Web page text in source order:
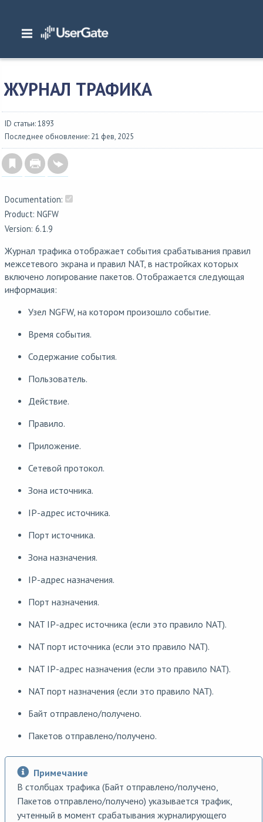
Главная/ Документация/NGFW
Журналы и отчеты
ЖУРНАЛ ТРАФИКА
ID статьи: 1893
Последнее обновление: 21 фев, 2025
Documentation:
Product: NGFW
Version: 6.1.9
Журнал трафика отображает события срабатывания правил
межсетевого экрана и правил NAT, в настройках которых
включено логирование пакетов. Отображается следующая
информация:
Узел NGFW, на котором произошло событие.
Время события.
Содержание события.
Пользователь.
Действие.
Правило.
Приложение.
Сетевой протокол.
Зона источника.
IP-адрес источника.
Порт источника.
Зона назначения.
IP-адрес назначения.
Порт назначения.
NAT IP-адрес источника (если это правило NAT).
NAT порт источника (если это правило NAT).
NAT IP-адрес назначения (если это правило NAT).
NAT порт назначения (если это правило NAT).
Байт отправлено/получено.
Пакетов отправлено/получено.
Примечание
В столбцах трафика (Байт отправлено/получено,
Пакетов отправлено/получено) указывается трафик,
учтенный в момент срабатывания журналирующего